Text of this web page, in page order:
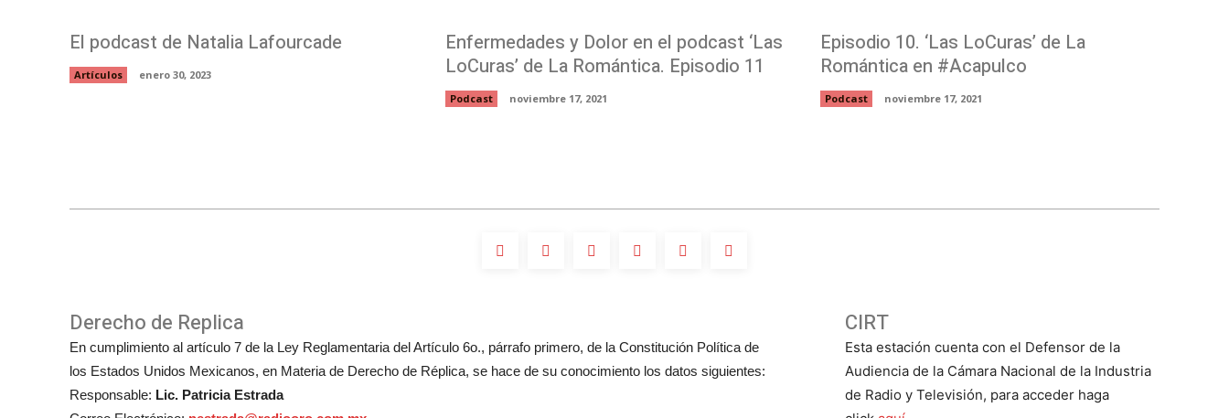
El podcast de Natalia Lafourcade
Artículos enero 30, 2023
Enfermedades y Dolor en el podcast ‘Las
LoCuras’ de La Romántica. Episodio 11
Podcast noviembre 17, 2021
Episodio 10. ‘Las LoCuras’ de La
Romántica en #Acapulco
Podcast noviembre 17, 2021
Derecho de Replica
En cumplimiento al artículo 7 de la Ley Reglamentaria del Artículo 6o., párrafo primero, de la Constitución Política de
los Estados Unidos Mexicanos, en Materia de Derecho de Réplica, se hace de su conocimiento los datos siguientes:
Responsable: Lic. Patricia Estrada
CIRT
Esta estación cuenta con el Defensor de la
Audiencia de la Cámara Nacional de la Industria
de Radio y Televisión, para acceder haga